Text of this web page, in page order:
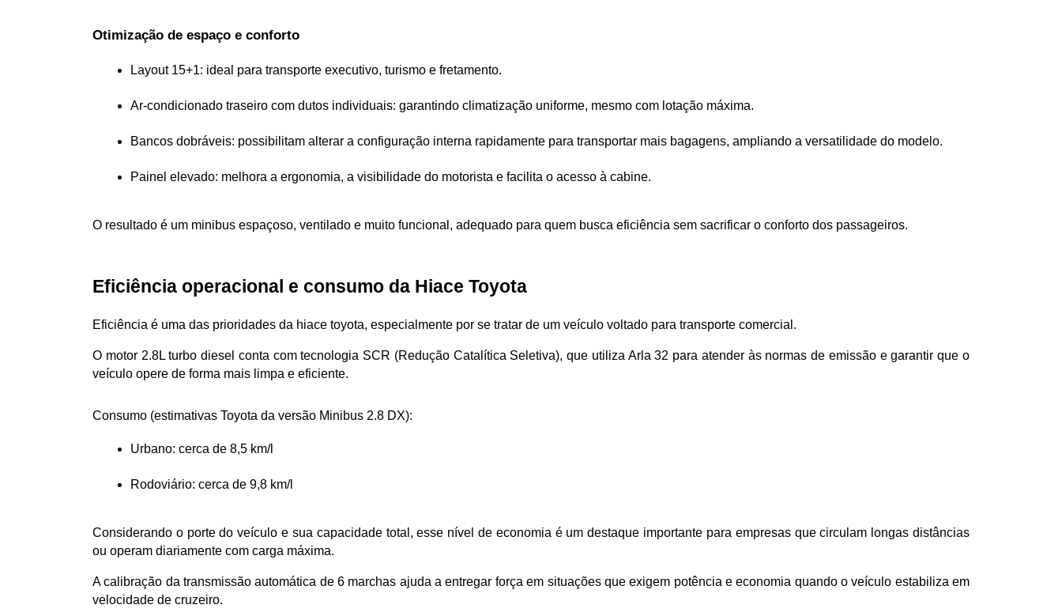
Otimização de espaço e conforto
Layout 15+1: ideal para transporte executivo, turismo e fretamento.
Ar-condicionado traseiro com dutos individuais: garantindo climatização uniforme, mesmo com lotação máxima.
Bancos dobráveis: possibilitam alterar a configuração interna rapidamente para transportar mais bagagens, ampliando a versatilidade do modelo.
Painel elevado: melhora a ergonomia, a visibilidade do motorista e facilita o acesso à cabine.
O resultado é um minibus espaçoso, ventilado e muito funcional, adequado para quem busca eficiência sem sacrificar o conforto dos passageiros.
Eficiência operacional e consumo da Hiace Toyota
Eficiência é uma das prioridades da hiace toyota, especialmente por se tratar de um veículo voltado para transporte comercial.
O motor 2.8L turbo diesel conta com tecnologia SCR (Redução Catalítica Seletiva), que utiliza Arla 32 para atender às normas de emissão e garantir que o
veículo opere de forma mais limpa e eficiente.
Consumo (estimativas Toyota da versão Minibus 2.8 DX):
Urbano: cerca de 8,5 km/l
Rodoviário: cerca de 9,8 km/l
Considerando o porte do veículo e sua capacidade total, esse nível de economia é um destaque importante para empresas que circulam longas distâncias
ou operam diariamente com carga máxima.
A calibração da transmissão automática de 6 marchas ajuda a entregar força em situações que exigem potência e economia quando o veículo estabiliza em
velocidade de cruzeiro.